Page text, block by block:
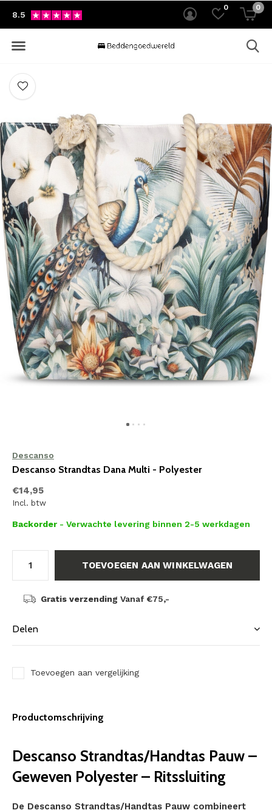
0 0
8.5
Descanso
Descanso Strandtas Dana Multi - Polyester
€14,95
Incl. btw
Backorder - Verwachte levering binnen 2-5 werkdagen
TOEVOEGEN AAN WINKELWAGEN
Gratis verzending Vanaf €75,-
Delen
Toevoegen aan vergelijking
Productomschrijving
Descanso Strandtas/Handtas Pauw –
Geweven Polyester – Ritssluiting
De Descanso Strandtas/Handtas Pauw combineert